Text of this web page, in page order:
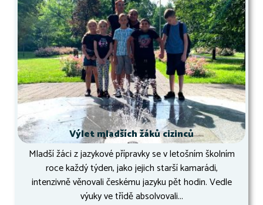
Výlet mladších žáků cizinců
Mladší žáci z jazykové přípravky se v letošním školním
roce každý týden, jako jejich starší kamarádi,
intenzivně věnovali českému jazyku pět hodin. Vedle
výuky ve třídě absolvovali...